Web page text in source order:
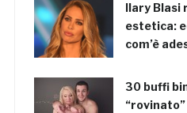
Ilary Blasi
estetica:
com’è
30 buffi